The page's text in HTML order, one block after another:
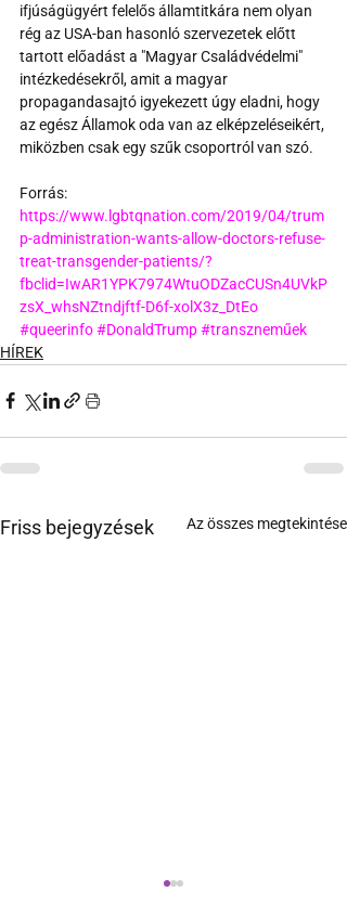
ifjúságügyért felelős államtitkára nem olyan
rég az USA-ban hasonló szervezetek előtt
tartott előadást a "Magyar Családvédelmi"
intézkedésekről, amit a magyar
propagandasajtó igyekezett úgy eladni, hogy
az egész Államok oda van az elképzeléseikért,
miközben csak egy szűk csoportról van szó.
Forrás:
https://www.lgbtqnation.com/2019/04/trum
p-administration-wants-allow-doctors-refuse-
treat-transgender-patients/?
fbclid=IwAR1YPK7974WtuODZacCUSn4UVkP
zsX_whsNZtndjftf-D6f-xolX3z_DtEo
#queerinfo#DonaldTrump#transzneműek
HÍREK
Friss bejegyzések Az összes megtekintése